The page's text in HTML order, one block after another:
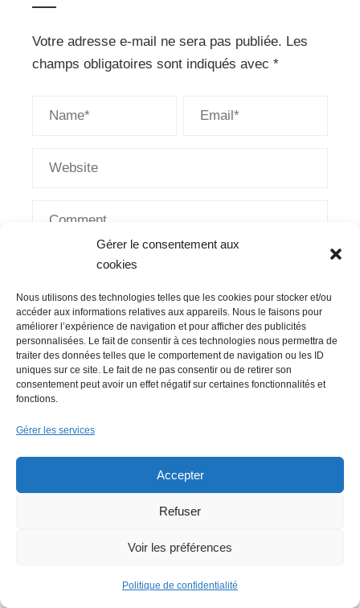
Gérer le consentement aux
cookies
Nous utilisons des technologies telles que les cookies pour stocker et/ou
accéder aux informations relatives aux appareils. Nous le faisons pour
améliorer l’expérience de navigation et pour afficher des publicités
personnalisées. Le fait de consentir à ces technologies nous permettra de
traiter des données telles que le comportement de navigation ou les ID
uniques sur ce site. Le fait de ne pas consentir ou de retirer son
consentement peut avoir un effet négatif sur certaines fonctionnalités et
fonctions.
Gérer les services
Accepter
Refuser
Voir les préférences
Politique de confidentialité
Votre adresse e-mail ne sera pas publiée. Les
champs obligatoires sont indiqués avec *
Ce site utilise Akismet pour réduire les
indésirables.
En savoir plus sur la façon dont les